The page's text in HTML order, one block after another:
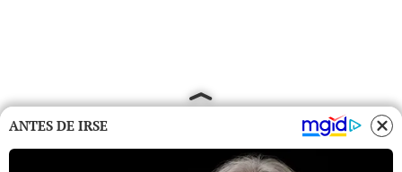
ANTES DE IRSE